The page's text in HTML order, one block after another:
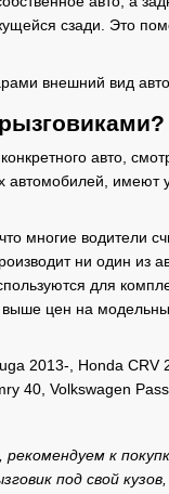
сзади. Это
внешний вид
авто,
имеют
многие водители
ни один из
для
цен на
2013-, Honda
40, Volkswagen
к
под свой